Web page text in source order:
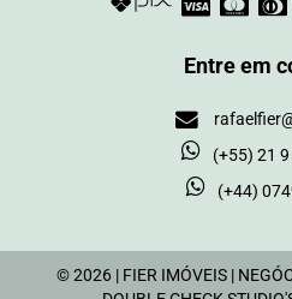
Entre em
(+55) 21
(+44)
© 2026 | FIER IMÓVEIS |